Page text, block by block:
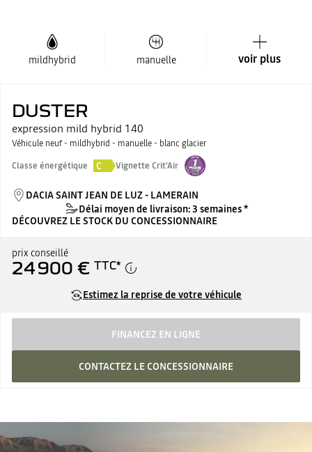
mildhybrid manuelle voir plus
DUSTER
expression mild hybrid 140
Véhicule neuf - mildhybrid - manuelle - blanc glacier
Classe énergétique
C Vignette Crit'Air
DACIA SAINT JEAN DE LUZ - LAMERAIN
Délai moyen de livraison: 3 semaines *
DÉCOUVREZ LE STOCK DU CONCESSIONNAIRE
prix conseillé
24 900 € TTC*
Estimez la reprise de votre véhicule
FINANCEZ EN LIGNE
CONTACTEZ LE CONCESSIONNAIRE